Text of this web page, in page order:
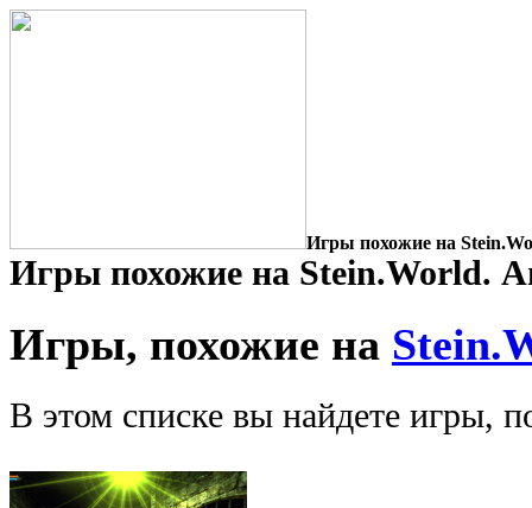
Игры похожие на
Игры похожие на Stein.World.
Игры, похожие на
В этом списке вы найдете игры,